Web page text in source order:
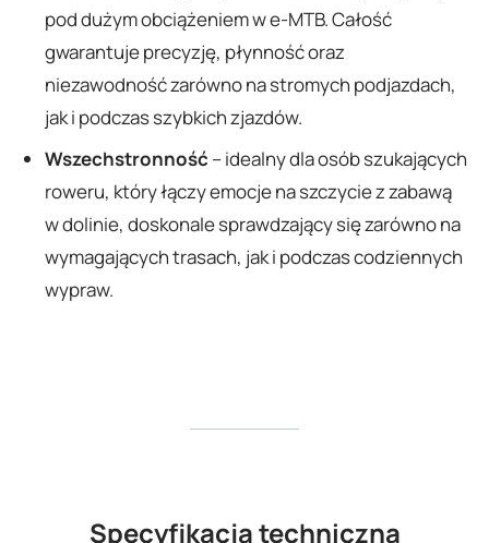
pod dużym obciążeniem w e-MTB. Całość
gwarantuje precyzję, płynność oraz
niezawodność zarówno na stromych podjazdach,
jak i podczas szybkich zjazdów.
Wszechstronność – idealny dla osób szukających
roweru, który łączy emocje na szczycie z zabawą
w dolinie, doskonale sprawdzający się zarówno na
wymagających trasach, jak i podczas codziennych
wypraw.
Specyfikacja techniczna